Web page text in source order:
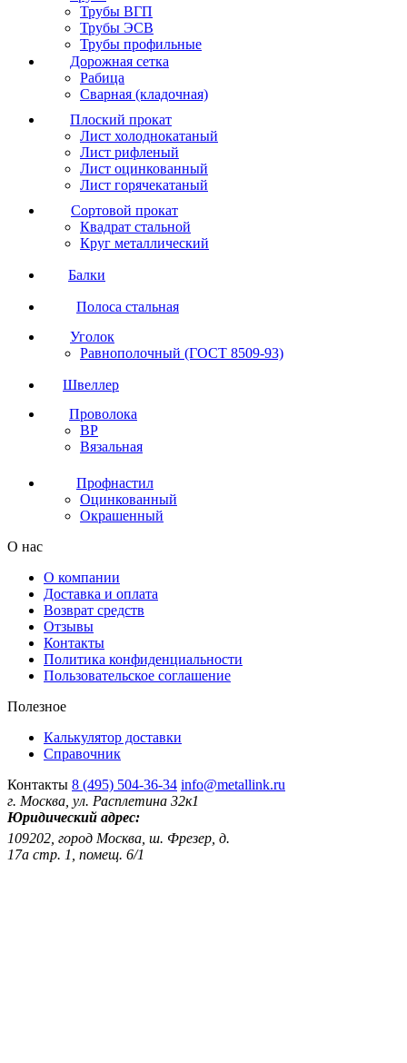
Трубы ВГП
Трубы ЭСВ
Трубы профильные
Дорожная сетка
Рабица
Сварная (кладочная)
Плоский прокат
Лист холоднокатаный
Лист рифленый
Лист оцинкованный
Лист горячекатаный
Сортовой прокат
Квадрат стальной
Круг металлический
Балки
Полоса стальная
Уголок
Равнополочный (ГОСТ 8509-93)
Швеллер
Проволока
ВР
Вязальная
Профнастил
Оцинкованный
Окрашенный
О нас
О компании
Доставка и оплата
Возврат средств
Отзывы
Контакты
Политика конфиденциальности
Пользовательское соглашение
Полезное
Калькулятор доставки
Справочник
Контакты 8 (495) 504-36-34 info@metallink.ru
г. Москва, ул. Расплетина 32к1
Юридический адрес:
109202, город Москва, ш. Фрезер, д.
17а стр. 1, помещ. 6/1